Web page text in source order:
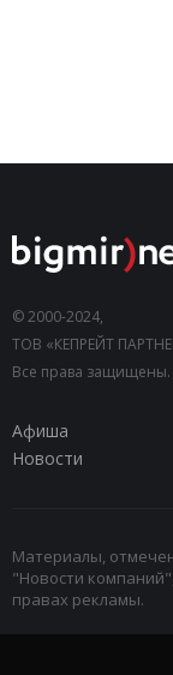
© 2000-2024,
ТОВ «КЕПРЕЙТ
Все права защищены.
Афиша
Новости
Материалы,
"Новости
правах рекламы.